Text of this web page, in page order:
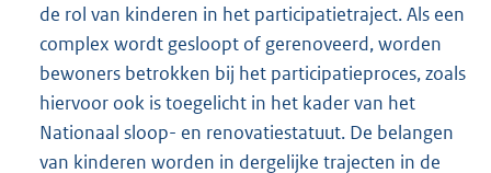
de rol van kinderen in het participatietraject. Als een
complex wordt gesloopt of gerenoveerd, worden
bewoners betrokken bij het participatieproces, zoals
hiervoor ook is toegelicht in het kader van het
Nationaal sloop- en renovatiestatuut. De belangen
van kinderen worden in dergelijke trajecten in de